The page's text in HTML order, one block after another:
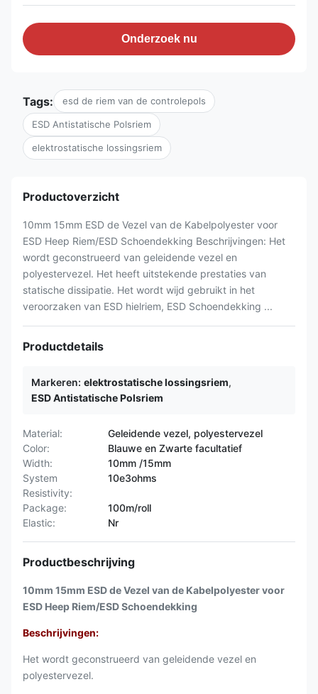
Onderzoek nu
Tags: esd de riem van de controlepols
ESD Antistatische Polsriem
elektrostatische lossingsriem
Productoverzicht
10mm 15mm ESD de Vezel van de Kabelpolyester voor
ESD Heep Riem/ESD Schoendekking Beschrijvingen: Het
wordt geconstrueerd van geleidende vezel en
polyestervezel. Het heeft uitstekende prestaties van
statische dissipatie. Het wordt wijd gebruikt in het
veroorzaken van ESD hielriem, ESD Schoendekking ...
Productdetails
Markeren: elektrostatische lossingsriem,
ESD Antistatische Polsriem
Material:
Geleidende vezel, polyestervezel
Color:
Blauwe en Zwarte facultatief
Width:
10mm /15mm
System
Resistivity:
10e3ohms
Package:
100m/roll
Elastic:
Nr
Productbeschrijving
10mm 15mm ESD de Vezel van de Kabelpolyester voor
ESD Heep Riem/ESD Schoendekking
Beschrijvingen:
Het wordt geconstrueerd van geleidende vezel en
polyestervezel.